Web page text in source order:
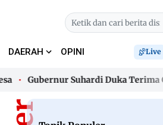
DAERAH OPINI Live
Gubernur Suhardi Duka Terima Gelar
Gubernur Suhardi Duka Terima